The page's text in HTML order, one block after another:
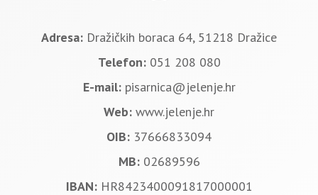
Adresa: Dražičkih boraca 64, 51218 Dražice
Telefon: 051 208 080
E-mail: pisarnica@jelenje.hr
Web: www.jelenje.hr
OIB: 37666833094
MB: 02689596
IBAN: HR8423400091817000001